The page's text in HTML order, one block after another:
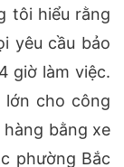
tôi hiểu rằng
yêu cầu bảo
giờ làm việc.
cho công
bằng xe
phường Bắc